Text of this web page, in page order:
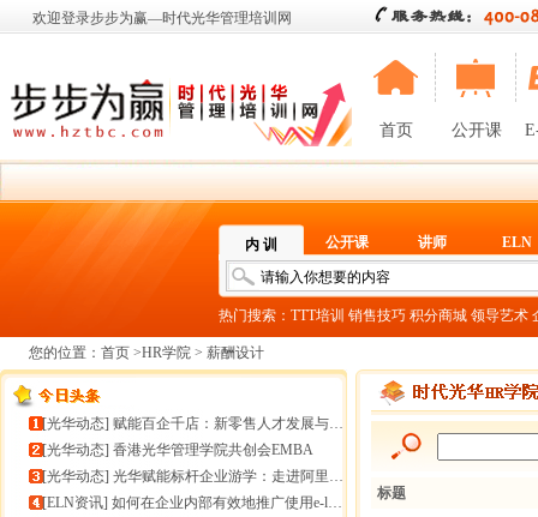
欢迎登录步步为赢—时代光华管理培训网
首页 公开课
内 训 公开课 讲师 ELN
热门搜索： TTT培训 销售技巧 积分商城 领导艺术
您的位置： 首页 >HR学院 > 薪酬设计
[光华动态] 赋能百企千店：新零售人才发展与组织能力微诊断
[光华动态] 香港光华管理学院共创会EMBA
[光华动态] 光华赋能标杆企业游学：走进阿里巴巴+绿城管理集团
[ELN资讯] 如何在企业内部有效地推广使用e-learning
标题